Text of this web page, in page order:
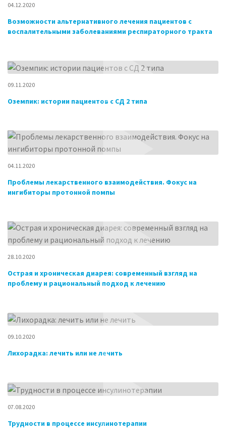
04.12.2020
Возможности альтернативного лечения пациентов с
воспалительными заболеваниями респираторного тракта
09.11.2020
Оземпик: истории пациентов с СД 2 типа
04.11.2020
Проблемы лекарственного взаимодействия. Фокус на
ингибиторы протонной помпы
28.10.2020
Острая и хроническая диарея: современный взгляд на
проблему и рациональный подход к лечению
09.10.2020
Лихорадка: лечить или не лечить
07.08.2020
Трудности в процессе инсулинотерапии